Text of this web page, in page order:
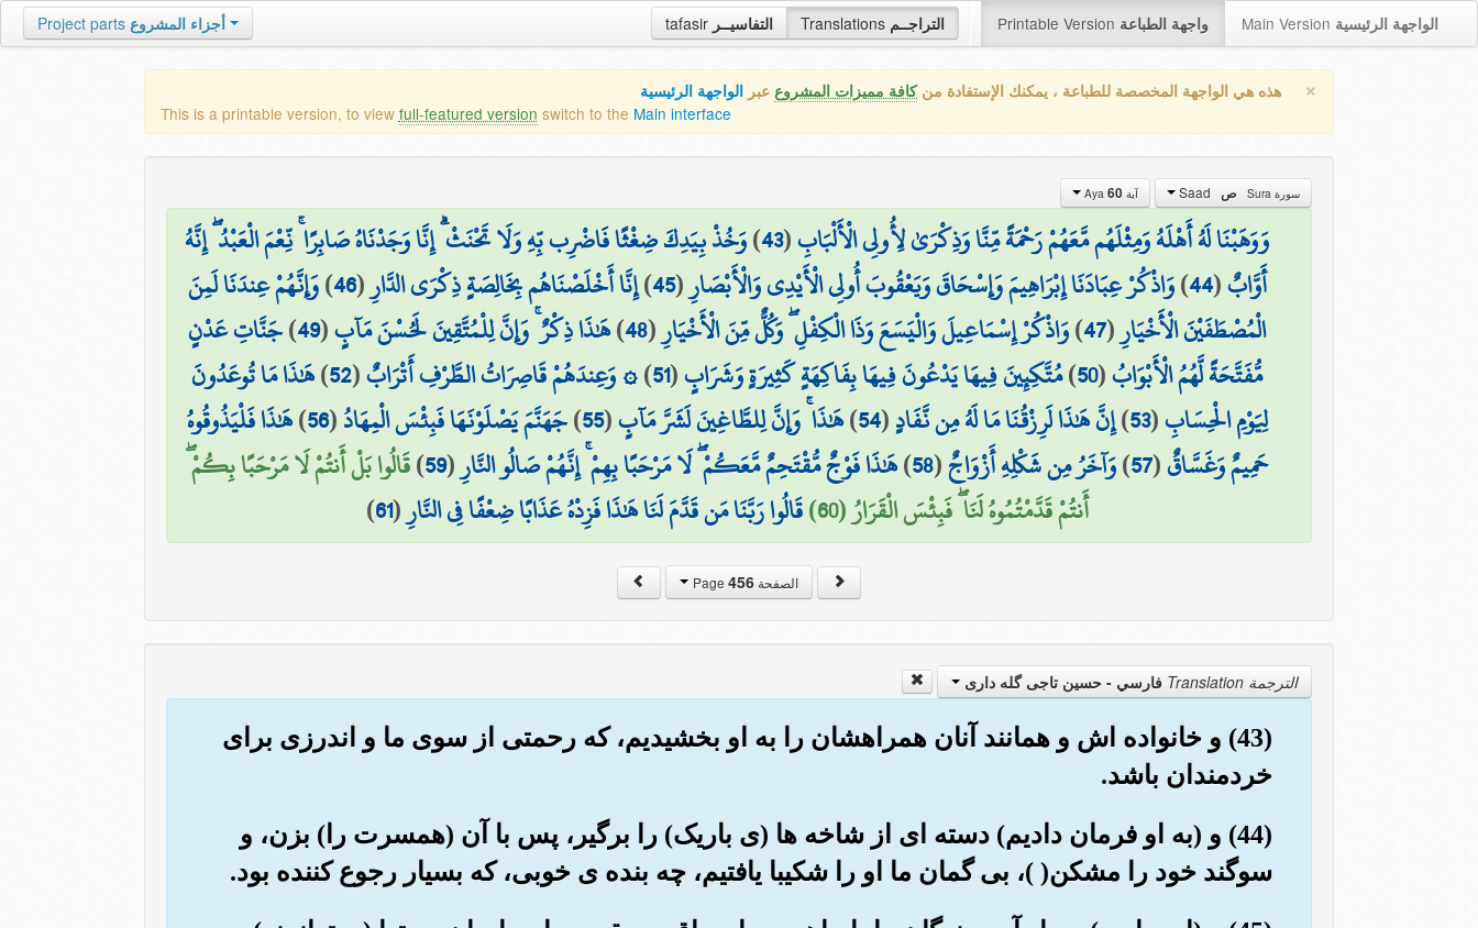
tafasir التفاسيــر Translations التراجــم Printable Version واجهة الطباعة Main Version الواجهة الرئيسية Project parts أجزاء المشروع
× هذه هي الواجهة المخصصة للطباعة ، يمكنك الإستفادة منكافة مميزات المشروع عبر الواجهة الرئيسية
This is a printable version, to view full-featured version switch to the Main interface
سورة Sura ص آية Aya 60
وَوَهَبْنَا لَهُ أَهْلَهُ وَمِثْلَهُم مَّعَهُمْ رَحْمَةً مِّنَّا وَذِكْرَىٰ لِأُولِي الْأَلْبَابِ(
43
)وَخُذْ بِيَدِكَ ضِغْثًا فَاضْرِب بِّهِ وَلَا تَحْنَثْ ۗ إِنَّا وَجَدْنَاهُ صَابِرًا ۚ نِّعْمَ الْعَبْدُ ۖ إِنَّهُ
أَوَّابٌ(
44
)وَاذْكُرْ عِبَادَنَا إِبْرَاهِيمَ وَإِسْحَاقَ وَيَعْقُوبَ أُولِي الْأَيْدِي وَالْأَبْصَارِ(
45
)إِنَّا أَخْلَصْنَاهُم بِخَالِصَةٍ ذِكْرَى الدَّارِ(
46
)وَإِنَّهُمْ عِندَنَا لَمِنَ
الْمُصْطَفَيْنَ الْأَخْيَارِ(
47
)وَاذْكُرْ إِسْمَاعِيلَ وَالْيَسَعَ وَذَا الْكِفْلِ ۖ وَكُلٌّ مِّنَ الْأَخْيَارِ(
48
)هَٰذَا ذِكْرٌ ۚ وَإِنَّ لِلْمُتَّقِينَ لَحُسْنَ مَآبٍ(
49
)جَنَّاتِ عَدْنٍ
مُّفَتَّحَةً لَّهُمُ الْأَبْوَابُ(
50
)مُتَّكِئِينَ فِيهَا يَدْعُونَ فِيهَا بِفَاكِهَةٍ كَثِيرَةٍ وَشَرَابٍ(
51
)۞ وَعِندَهُمْ قَاصِرَاتُ الطَّرْفِ أَتْرَابٌ(
52
)هَٰذَا مَا تُوعَدُونَ
لِيَوْمِ الْحِسَابِ(
53
)إِنَّ هَٰذَا لَرِزْقُنَا مَا لَهُ مِن نَّفَادٍ(
54
)هَٰذَا ۚ وَإِنَّ لِلطَّاغِينَ لَشَرَّ مَآبٍ(
55
)جَهَنَّمَ يَصْلَوْنَهَا فَبِئْسَ الْمِهَادُ(
56
)هَٰذَا فَلْيَذُوقُوهُ
حَمِيمٌ وَغَسَّاقٌ(
57
)وَآخَرُ مِن شَكْلِهِ أَزْوَاجٌ(
58
)هَٰذَا فَوْجٌ مُّقْتَحِمٌ مَّعَكُمْ ۖ لَا مَرْحَبًا بِهِمْ ۚ إِنَّهُمْ صَالُو النَّارِ(
59
)قَالُوا بَلْ أَنتُمْ لَا مَرْحَبًا بِكُمْ ۖ
أَنتُمْ قَدَّمْتُمُوهُ لَنَا ۖ فَبِئْسَ الْقَرَارُ (60)
قَالُوا رَبَّنَا مَن قَدَّمَ لَنَا هَٰذَا فَزِدْهُ عَذَابًا ضِعْفًا فِي النَّارِ(
61
)
الصفحة Page456
الترجمة Translation فارسي - حسین تاجی گله داری
(43) و خانواده اش و همانند آنان همراهشان را به او بخشیدیم، که رحمتی از سوی ما و اندرزی برای
خردمندان باشد.
(44) و (به او فرمان دادیم) دسته ای از شاخه ها (ی باریک) را برگیر، پس با آن (همسرت را) بزن، و
سوگند خود را مشکن( )، بی گمان ما او را شکیبا یافتیم، چه بنده ی خوبی، که بسیار رجوع کننده بود.